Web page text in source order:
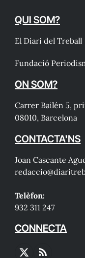
QUI SOM?
El Diari del Treball
Fundació
ON SOM?
Carrer Bailén 5,
08010, Barcelona
CONTACTA'NS
Joan Cascante
Telèfon:
932 311 247
CONNECTA